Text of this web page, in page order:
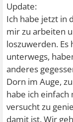
Update:
Ich habe jetzt in
mir zu arbeiten
loszuwerden.
unterwegs,
anderes
Dorn im Auge,
habe ich einfach
versucht zu
damit ist. Wir